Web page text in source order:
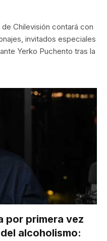
Chilevisión contará con
invitados especiales
Yerko Puchento tras la
por primera vez
alcoholismo: